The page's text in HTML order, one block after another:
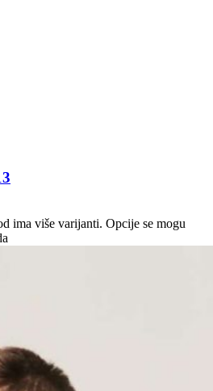
ima više varijanti. Opcije se mogu